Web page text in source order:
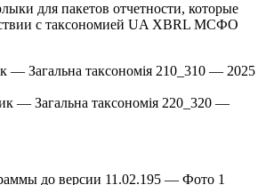
для пакетов отчетности, которые
с таксономией UA XBRL МСФО
— Загальна таксономія 210_310 — 2025
— Загальна таксономія 220_320 —